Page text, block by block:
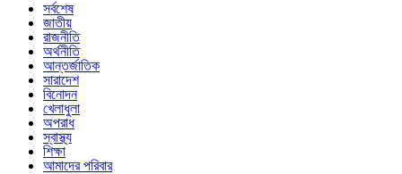
সর্বশেষ
জাতীয়
রাজনীতি
অর্থনীতি
আন্তর্জাতিক
সারাদেশ
বিনোদন
খেলাধুলা
অপরাধ
স্বাস্থ্য
শিক্ষা
আমাদের পরিবার